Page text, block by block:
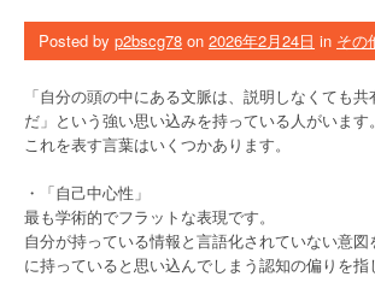
Posted by p2bscg78 on 2026年2月24日 in その
「自分の頭の中にある文脈は、説明しなくても
だ」という強い思い込みを持っている人がいます。
これを表す言葉はいくつかあります。
・「自己中心性」
最も学術的でフラットな表現です。
自分が持っている情報と言語化されていない意図
に持っていると思い込んでしまう認知の偏りを指